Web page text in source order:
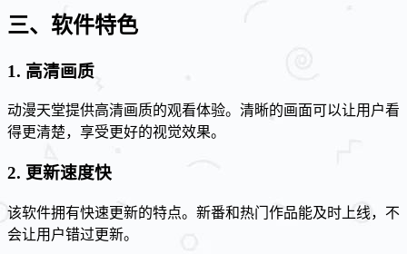
三、软件特色
1. 高清画质
动漫天堂提供高清画质的观看体验。清晰的画面可以让用户看
得更清楚，享受更好的视觉效果。
2. 更新速度快
该软件拥有快速更新的特点。新番和热门作品能及时上线，不
会让用户错过更新。